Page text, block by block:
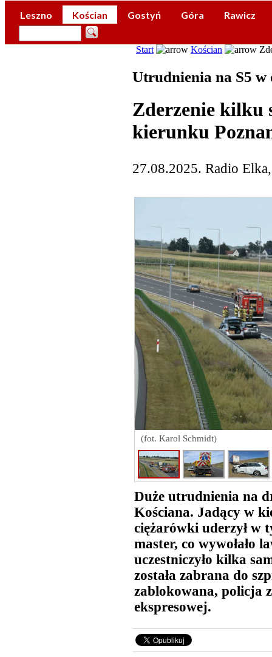
Leszno Kościan Gostyń Góra Rawicz
Start Kościan
Utrudnienia na S5 w
Zderzenie kilku
kierunku
27.08.2025. Radio
(fot. Karol Schmidt)
Duże utrudnienia na
Kościana. Jadący w
ciężarówki uderzył w
master, co wywołało
uczestniczyło kilka
została zabrana do
zablokowana, policja
ekspresowej.